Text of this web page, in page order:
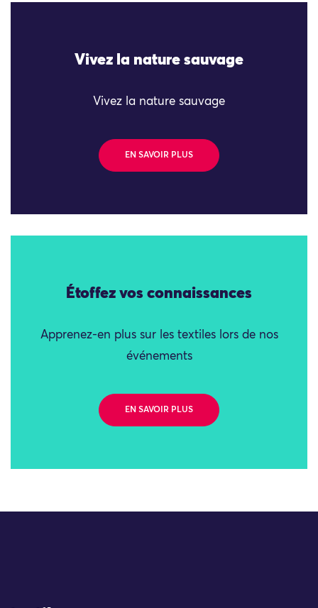
Vivez la nature sauvage
Vivez la nature sauvage
EN SAVOIR PLUS
Étoffez vos connaissances
Apprenez-en plus sur les textiles lors de nos
événements
EN SAVOIR PLUS